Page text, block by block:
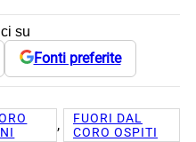
su
Fonti preferite
,
FUORI DAL
CORO OSPITI